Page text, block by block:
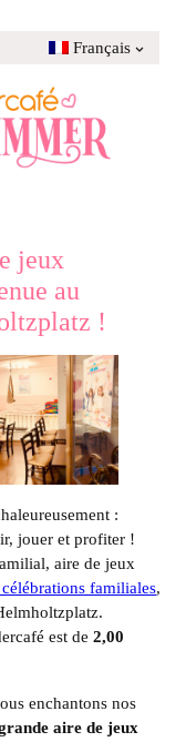
Français
jeux
au
!
:
jouer et profiter !
aire de jeux
familiales,
est de2,00
enchantons nos
aire de jeux